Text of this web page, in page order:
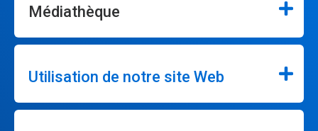
Médiathèque
Utilisation de notre site Web